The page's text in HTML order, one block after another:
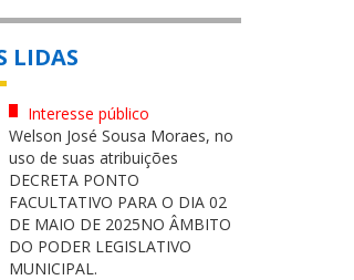
LIDAS
Interesse público
Welson José Sousa Moraes, no
uso de suas atribuições
DECRETA PONTO
FACULTATIVO PARA O DIA 02
DE MAIO DE 2025NO ÂMBITO
DO PODER LEGISLATIVO
MUNICIPAL.